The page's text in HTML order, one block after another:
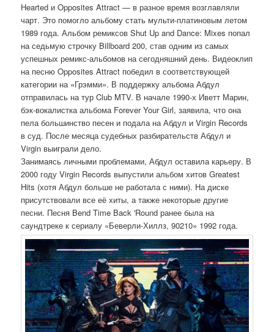
Hearted и Opposites Attract — в разное время возглавляли
чарт. Это помогло альбому стать мульти-платиновым летом
1989 года. Альбом ремиксов Shut Up and Dance: Mixes попал
на седьмую строчку Billboard 200, став одним из самых
успешных ремикс-альбомов на сегодняшний день. Видеоклип
на песню Opposites Attract победил в соответствующей
категории на «Грэмми». В поддержку альбома Абдул
отправилась на тур Club MTV. В начале 1990-х Иветт Марин,
бэк-вокалистка альбома Forever Your Girl, заявила, что она
пела большинство песен и подала на Абдул и Virgin Records
в суд. После месяца судебных разбирательств Абдул и
Virgin выиграли дело.
Занимаясь личными проблемами, Абдул оставила карьеру. В
2000 году Virgin Records выпустили альбом хитов Greatest
Hits (хотя Абдул больше не работала с ними). На диске
присутствовали все её хиты, а также некоторые другие
песни. Песня Bend Time Back 'Round ранее была на
саундтреке к сериалу «Беверли-Хиллз, 90210» 1992 года.